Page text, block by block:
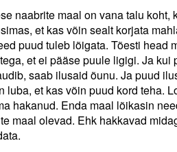
naabrite maal on vana talu
et kas võin sealt korjata
puud tuleb lõigata. Tõesti head
et ei pääse puule ligigi. Ja
saab ilusaid õunu. Ja puud
luba, et kas võin puud kord teha.
hakanud. Enda maal lõikasin
maal olevad. Ehk hakkavad